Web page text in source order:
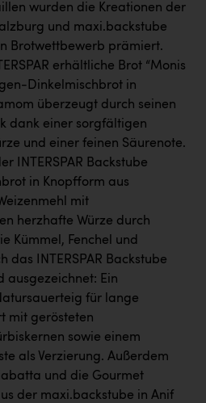
Institute
technology gmbh
wurden die Kreationen der
und maxi.backstube
Brotwettbewerb prämiert.
erhältliche Brot “Monis
Dinkelmischbrot in
überzeugt durch seinen
dank einer sorgfältigen
und einer feinen Säurenote.
INTERSPAR Backstube
in Knopfform aus
mit
herzhafte Würze durch
Kümmel, Fenchel und
das INTERSPAR Backstube
ausgezeichnet: Ein
für lange
mit gerösteten
sowie einem
als Verzierung. Außerdem
und die Gourmet
der maxi.backstube in Anif